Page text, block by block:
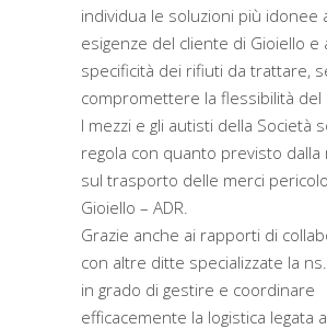
individua le soluzioni più idonee
esigenze del cliente di Gioiello e
specificità dei rifiuti da trattare,
compromettere la flessibilità del
I mezzi e gli autisti della Società
regola con quanto previsto dalla
sul trasporto delle merci
Gioiello – ADR.
Grazie anche ai rapporti di
con altre ditte specializzate la
in grado di gestire e coordinare
efficacemente la logistica legata